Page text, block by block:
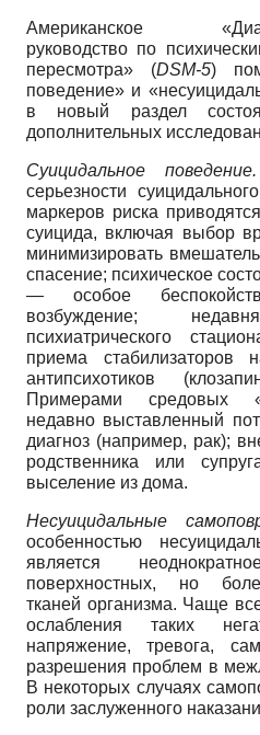
Американское
руководство по
пересмотра» (DSM-5)
поведение» и
в новый раздел
дополнительных
Суицидальное поведение.
серьезности
маркеров риска
суицида, включая выбор
минимизировать
спасение; психическое
— особое
возбуждение;
психиатрического
приема стабилизаторов
антипсихотиков
Примерами средовых
недавно выставленный
диагноз (например, рак);
родственника или
выселение из дома.
Несуицидальные
особенностью
является
поверхностных, но
тканей организма. Чаще
ослабления таких
напряжение, тревога,
разрешения проблем в
В некоторых случаях
роли заслуженного